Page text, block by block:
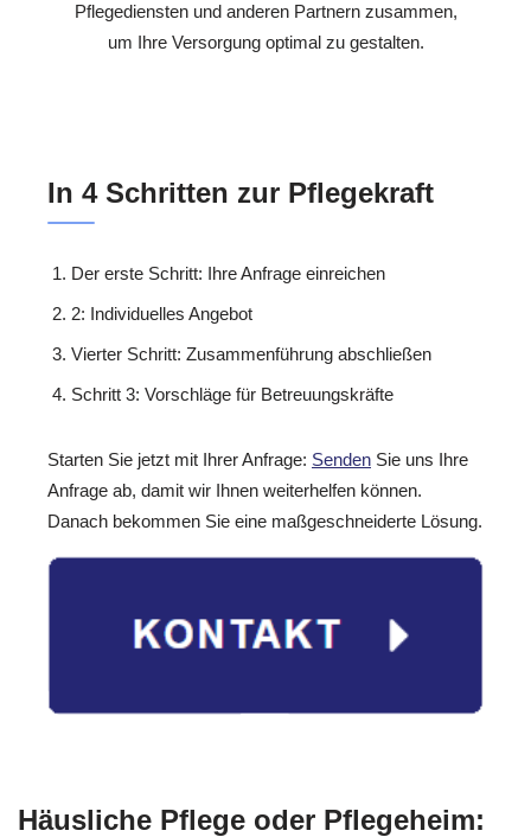
Pflegediensten und anderen Partnern zusammen,
um Ihre Versorgung optimal zu gestalten.
In 4 Schritten zur Pflegekraft
Der erste Schritt: Ihre Anfrage einreichen
2: Individuelles Angebot
Vierter Schritt: Zusammenführung abschließen
Schritt 3: Vorschläge für Betreuungskräfte
Starten Sie jetzt mit Ihrer Anfrage: Senden Sie uns Ihre
Anfrage ab, damit wir Ihnen weiterhelfen können.
Danach bekommen Sie eine maßgeschneiderte Lösung.
Häusliche Pflege oder Pflegeheim: